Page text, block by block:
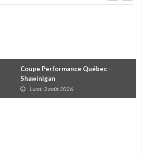
Coupe Performance Québec -
Shawinigan
Lundi 3 août 2026